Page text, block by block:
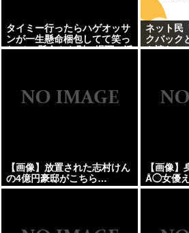
タイミー行ったらハゲオッサ
ンが一生懸命梱包してて笑っ
た その懸命さを別の場面で活
ネット民
クバック
を読むと
【画像】放置された志村けん
の4億円豪邸がこちら…
【画像
Å◯女優